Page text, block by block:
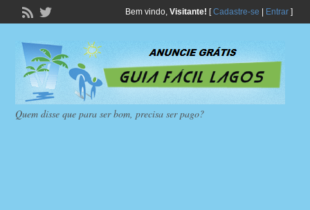
Bem vindo, Visitante! [Cadastre-se Entrar]
Quem disse que para ser bom, precisa ser pago?